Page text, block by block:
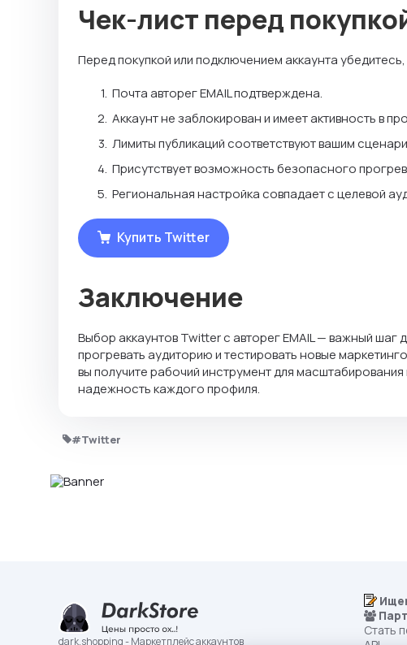
Чек-лист перед
Перед покупкой или подключением аккаунта убедитесь,
Почта авторег EMAIL подтверждена.
Аккаунт не заблокирован и имеет активность в
Лимиты публикаций соответствуют вашим
Присутствует возможность безопасного
Региональная настройка совпадает с целевой
Купить Twitter
Заключение
Выбор аккаунтов Twitter с авторег EMAIL — важный
прогревать аудиторию и тестировать новые
вы получите рабочий инструмент для
надежность каждого профиля.
#Twitter
dark.shopping - Маркетплейс аккаунтов
Стать